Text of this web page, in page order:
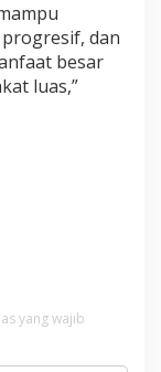
dan
besar
luas,”
yang wajib